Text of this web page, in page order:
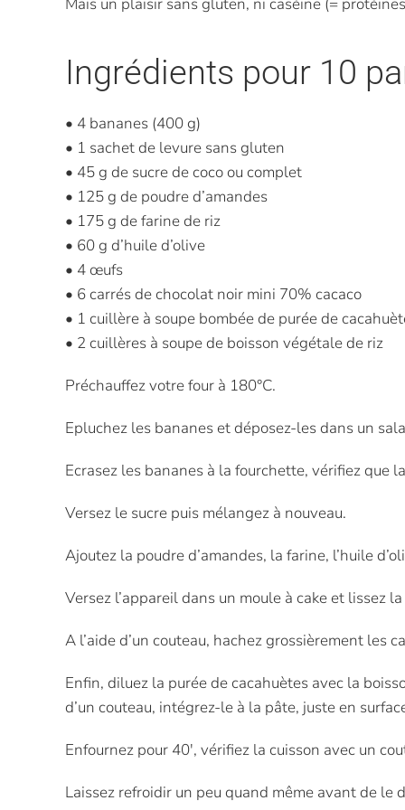
Ingrédients pour 10
• 4 bananes (400 g)
• 1 sachet de levure sans gluten
• 45 g de sucre de coco ou complet
• 125 g de poudre d’amandes
• 175 g de farine de riz
• 60 g d’huile d’olive
• 4 œufs
• 6 carrés de chocolat noir mini 70% cacaco
• 1 cuillère à soupe bombée de purée de
• 2 cuillères à soupe de boisson végétale de riz
Préchauffez votre four à 180°C.
Epluchez les bananes et déposez-les dans un
Ecrasez les bananes à la fourchette, vérifiez que
Versez le sucre puis mélangez à nouveau.
Ajoutez la poudre d’amandes, la farine, l’huile
Versez l’appareil dans un moule à cake et lissez
A l’aide d’un couteau, hachez grossièrement les
Enfin, diluez la purée de cacahuètes avec la
d’un couteau, intégrez-le à la pâte, juste en
Enfournez pour 40′, vérifiez la cuisson avec un
Laissez refroidir un peu quand même avant de le